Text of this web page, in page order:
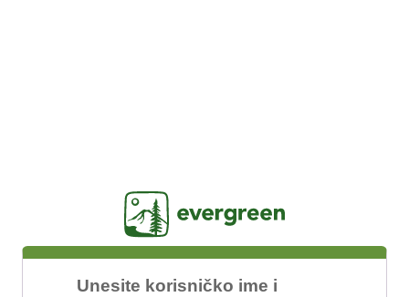
Unesite korisničko ime i